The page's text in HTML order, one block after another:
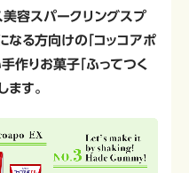
美容スパークリングスプ
なる方向けの「コッコアポ
作りお菓子「ふってつく
ます。